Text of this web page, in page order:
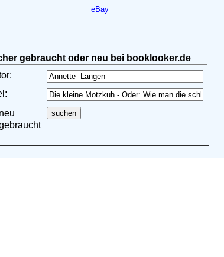
gebraucht oder neu bei booklooker.de
neu